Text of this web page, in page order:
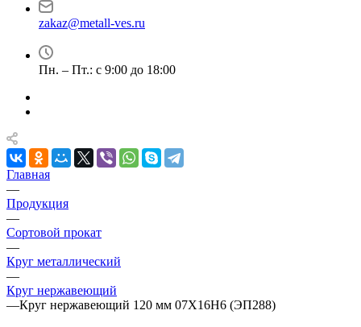
zakaz@metall-ves.ru
Пн. – Пт.: с 9:00 до 18:00
Главная
—
Продукция
—
Сортовой прокат
—
Круг металлический
—
Круг нержавеющий
—Круг нержавеющий 120 мм 07Х16Н6 (ЭП288)